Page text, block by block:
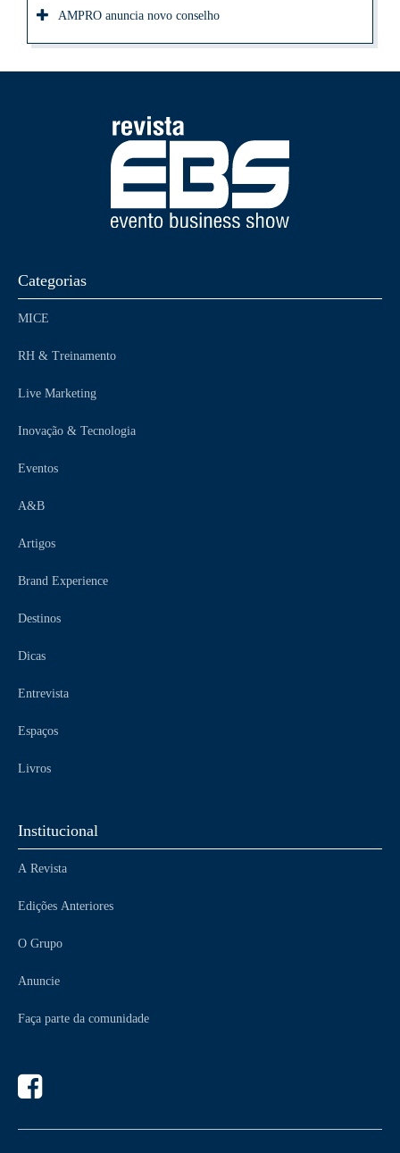
AMPRO anuncia novo conselho
Categorias
MICE
RH & Treinamento
Live Marketing
Inovação & Tecnologia
Eventos
A&B
Artigos
Brand Experience
Destinos
Dicas
Entrevista
Espaços
Livros
Institucional
A Revista
Edições Anteriores
O Grupo
Anuncie
Faça parte da comunidade